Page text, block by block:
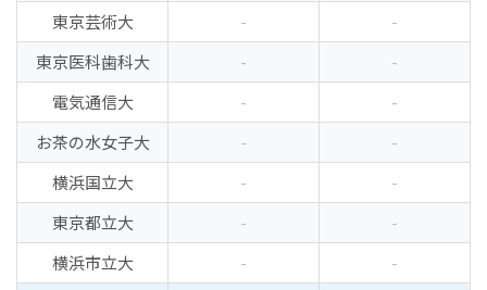
東京芸術大
-
-
東京医科歯科大
-
-
電気通信大
-
-
お茶の水女子大
-
-
横浜国立大
-
-
東京都立大
-
-
横浜市立大
-
-